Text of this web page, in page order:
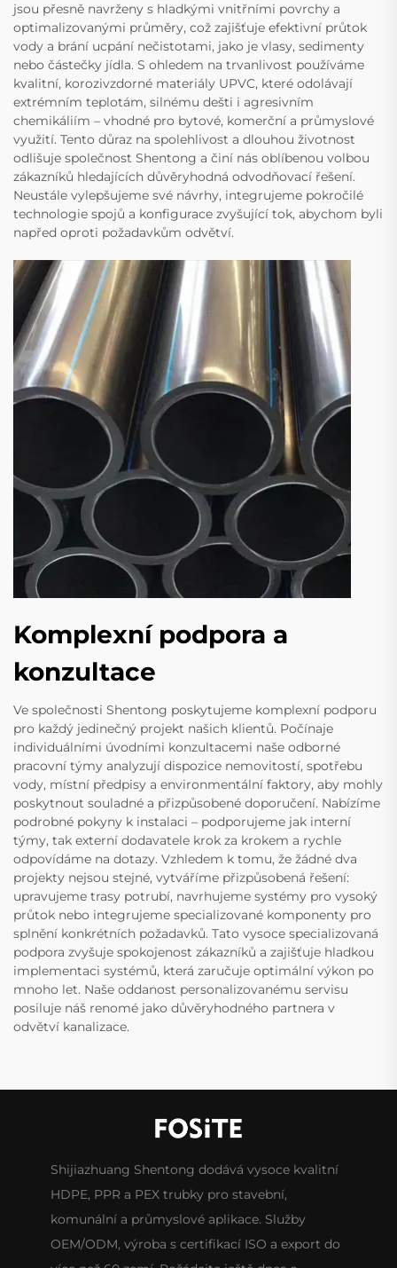
jsou přesně navrženy s hladkými vnitřními povrchy a
optimalizovanými průměry, což zajišťuje efektivní průtok
vody a brání ucpání nečistotami, jako je vlasy, sedimenty
nebo částečky jídla. S ohledem na trvanlivost používáme
kvalitní, korozivzdorné materiály UPVC, které odolávají
extrémním teplotám, silnému dešti i agresivním
chemikáliím – vhodné pro bytové, komerční a průmyslové
využití. Tento důraz na spolehlivost a dlouhou životnost
odlišuje společnost Shentong a činí nás oblíbenou volbou
zákazníků hledajících důvěryhodná odvodňovací řešení.
Neustále vylepšujeme své návrhy, integrujeme pokročilé
technologie spojů a konfigurace zvyšující tok, abychom byli
napřed oproti požadavkům odvětví.
Komplexní podpora a
konzultace
Ve společnosti Shentong poskytujeme komplexní podporu
pro každý jedinečný projekt našich klientů. Počínaje
individuálními úvodními konzultacemi naše odborné
pracovní týmy analyzují dispozice nemovitostí, spotřebu
vody, místní předpisy a environmentální faktory, aby mohly
poskytnout souladné a přizpůsobené doporučení. Nabízíme
podrobné pokyny k instalaci – podporujeme jak interní
týmy, tak externí dodavatele krok za krokem a rychle
odpovídáme na dotazy. Vzhledem k tomu, že žádné dva
projekty nejsou stejné, vytváříme přizpůsobená řešení:
upravujeme trasy potrubí, navrhujeme systémy pro vysoký
průtok nebo integrujeme specializované komponenty pro
splnění konkrétních požadavků. Tato vysoce specializovaná
podpora zvyšuje spokojenost zákazníků a zajišťuje hladkou
implementaci systémů, která zaručuje optimální výkon po
mnoho let. Naše oddanost personalizovanému servisu
posiluje náš renomé jako důvěryhodného partnera v
odvětví kanalizace.
Shijiazhuang Shentong dodává vysoce kvalitní
HDPE, PPR a PEX trubky pro stavební,
komunální a průmyslové aplikace. Služby
OEM/ODM, výroba s certifikací ISO a export do